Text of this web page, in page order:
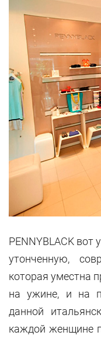
PENNYBLACK вот
утонченную,
которая уместна
на ужине, и на
данной
каждой женщине